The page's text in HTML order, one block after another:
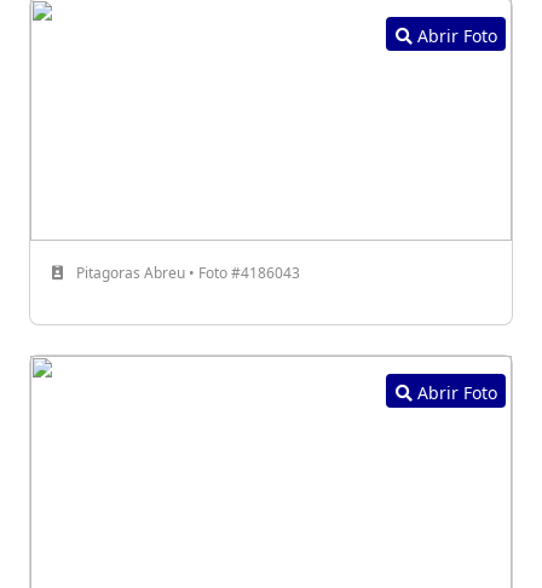
Abrir Foto
Pitagoras Abreu • Foto #4186043
Abrir Foto